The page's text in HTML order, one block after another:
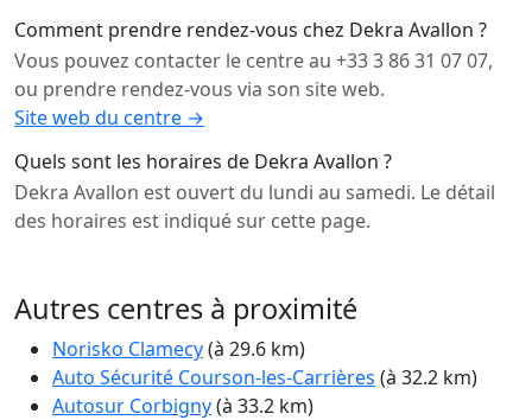
Comment prendre rendez-vous chez Dekra Avallon ?
Vous pouvez contacter le centre au +33 3 86 31 07 07,
ou prendre rendez-vous via son site web.
Site web du centre →
Quels sont les horaires de Dekra Avallon ?
Dekra Avallon est ouvert du lundi au samedi. Le détail
des horaires est indiqué sur cette page.
Autres centres à proximité
Norisko Clamecy(à 29.6 km)
Auto Sécurité Courson-les-Carrières (à 32.2 km)
Autosur Corbigny(à 33.2 km)